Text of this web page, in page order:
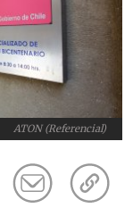
ATON (Referencial)